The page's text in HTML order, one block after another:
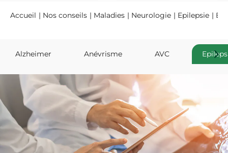
Accueil Nos conseils Maladies Neurologie Epilepsie
Alzheimer Anévrisme AVC